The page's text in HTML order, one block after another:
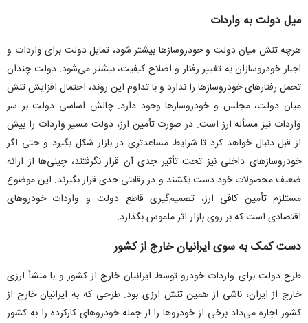
میل دولت به واردات
هرچه تنش میان دولت و خودروساز‌ها بیشتر شود، تمایل دولت برای واردات و
اجبار خودروسازان به تغییر رفتار و اصلاح کیفیت، بیشتر می‌شود. دولت چندان
تحمل رفتار‌های خودروساز‌ها را ندارد و با تداوم این روند، احتمال افزایش تنش
میان دولت، مجلس و خودروساز‌ها وجود دارد. چالش اساسی دولت بر سر
واردات نیز مسأله ارز است. در صورت تأمین ارز، دولت مسیر واردات را بیش
از قبل دنبال خواهد کرد تا شرایط مساعدتری در بازار شکل بگیرد و حتی اگر
خودروساز‌های داخلی نیز تحت تأثیر جدی آن قرار نگرفتند، چینی‌ها از ارائه
ضعیف محصولات خود دست بکشند و در رقابتی جدی قرار بگیرند. این موضوع
مستلزم تأمین کافی ارز، تصمیم‌گیری قاطع دولت و واردات خودرو‌های
اقتصادی است که بر روی بازار اثر ملموس بگذارد.
دست کمک به سوی ایرانیان خارج از کشور
طرح دولت برای واردات خودرو توسط ایرانیان خارج از کشور و با منشأ ارزی
خارج از ایران، ناشی از همین تنش ارزی بود. طرحی که به ایرانیان خارج از
کشور اجازه می‌داد برخی از خودرو‌ها را از جمله خودرو‌های کارکرده را به کشور